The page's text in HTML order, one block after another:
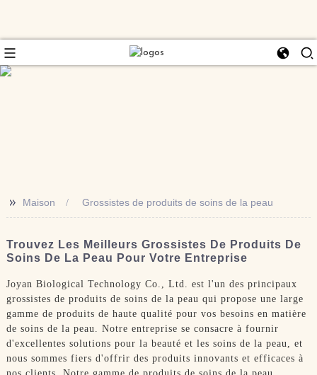
>> Maison Grossistes de produits de soins de la peau
Trouvez Les Meilleurs Grossistes De Produits De
Soins De La Peau Pour Votre Entreprise
Joyan Biological Technology Co., Ltd. est l'un des principaux
grossistes de produits de soins de la peau qui propose une large
gamme de produits de haute qualité pour vos besoins en matière
de soins de la peau. Notre entreprise se consacre à fournir
d'excellentes solutions pour la beauté et les soins de la peau, et
nous sommes fiers d'offrir des produits innovants et efficaces à